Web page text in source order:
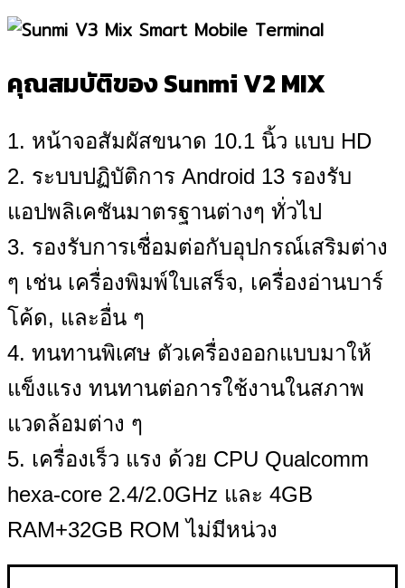
คุณสมบัติของ Sunmi V2 MIX
1. หน้าจอสัมผัสขนาด 10.1 นิ้ว แบบ HD
2. ระบบปฏิบัติการ Android 13 รองรับ
แอปพลิเคชันมาตรฐานต่างๆ ทั่วไป
3. รองรับการเชื่อมต่อกับอุปกรณ์เสริมต่าง
ๆ เช่น เครื่องพิมพ์ใบเสร็จ, เครื่องอ่านบาร์
โค้ด, และอื่น ๆ
4. ทนทานพิเศษ ตัวเครื่องออกแบบมาให้
แข็งแรง ทนทานต่อการใช้งานในสภาพ
แวดล้อมต่าง ๆ
5. เครื่องเร็ว แรง ด้วย CPU Qualcomm
hexa-core 2.4/2.0GHz และ 4GB
RAM+32GB ROM ไม่มีหน่วง